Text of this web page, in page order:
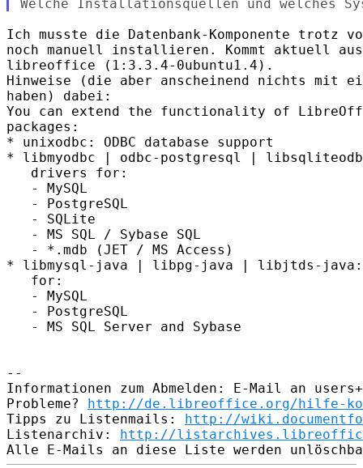
Ich musste die Datenbank-Komponente trotz
noch manuell installieren. Kommt aktuell
libreoffice (1:3.3.4-0ubuntu1.4).
Hinweise (die aber anscheinend nichts mit
haben) dabei:
You can extend the functionality of
packages:
* unixodbc: ODBC database support
* libmyodbc | odbc-postgresql |
   drivers for:
   - MySQL
   - PostgreSQL
   - SQLite
   - MS SQL / Sybase SQL
   - *.mdb (JET / MS Access)
* libmysql-java | libpg-java | libjtds-java:
   for:
   - MySQL
   - PostgreSQL
   - MS SQL Server and Sybase
--
Informationen zum Abmelden: E-Mail an
Probleme? http://de.libreoffice.org/hilfe-
Tipps zu Listenmails: http://
Listenarchiv: http://